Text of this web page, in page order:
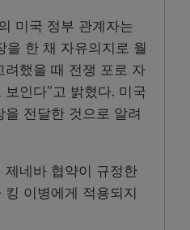
미국 정부 관계자는
을 한 채 자유의지로 월
했을 때 전쟁 포로 자
인다”고 밝혔다. 미국
전달한 것으로 알려
네바 협약이 규정한
이병에게 적용되지